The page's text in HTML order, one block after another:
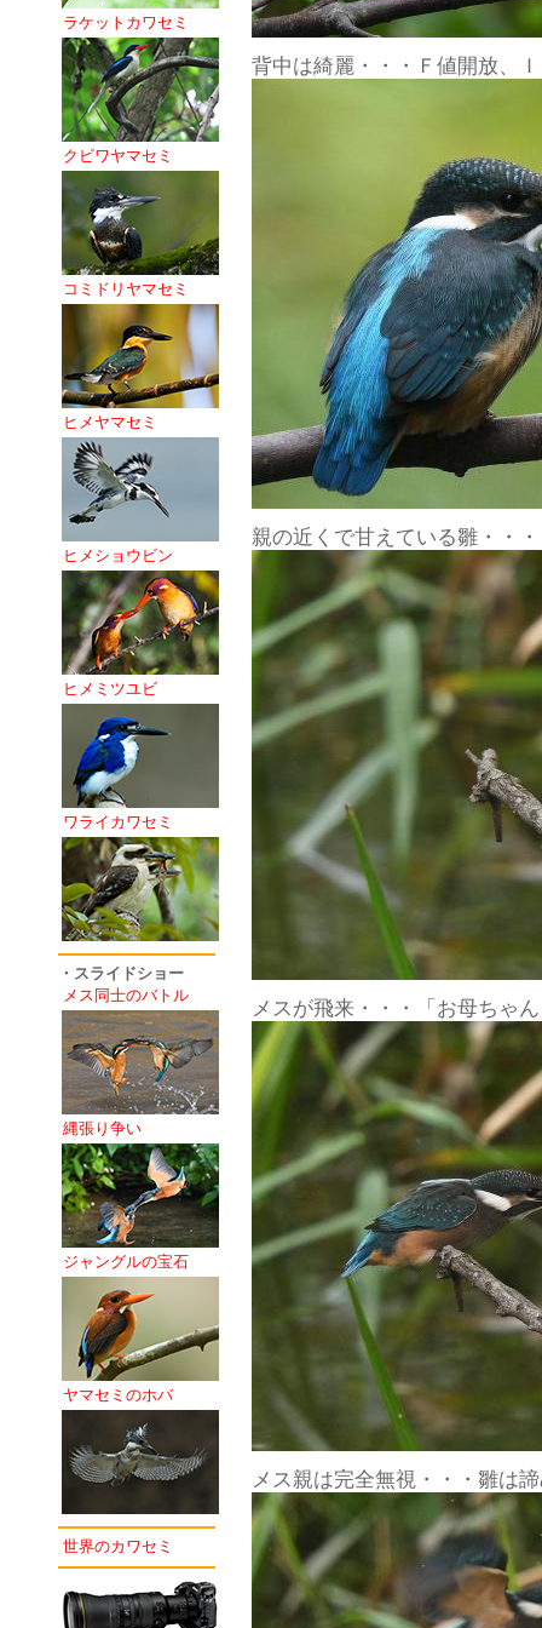
ラケットカワセミ
クビワヤマセミ
コミドリヤマセミ
ヒメヤマセミ
ヒメショウビン
ヒメミツユビ
ワライカワセミ
・スライドショー
メス同士のバトル
縄張り争い
ジャングルの宝石
ヤマセミのホバ
世界のカワセミ
背中は綺麗・・・Ｆ値開放、
親の近くで甘えている雛・・・
メスが飛来・・・「お母ちゃ
メス親は完全無視・・・雛は